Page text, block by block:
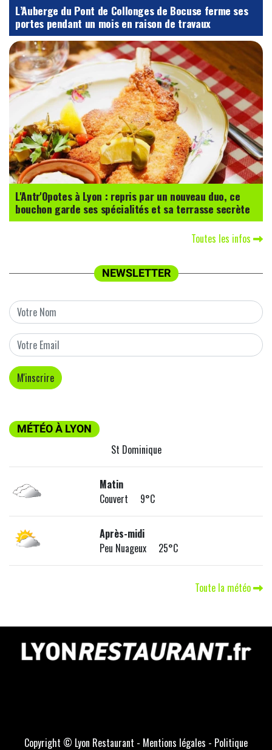
L’Auberge du Pont de Collonges de Bocuse ferme ses
portes pendant un mois en raison de travaux
L'Antr'Opotes à Lyon : repris par un nouveau duo, ce
bouchon garde ses spécialités et sa terrasse secrète
Toutes les infos
NEWSLETTER
MÉTÉO À LYON
St Dominique
Matin
Couvert 9°C
Après-midi
Peu Nuageux 25°C
Toute la météo
Copyright © Lyon Restaurant - Mentions légales - Politique